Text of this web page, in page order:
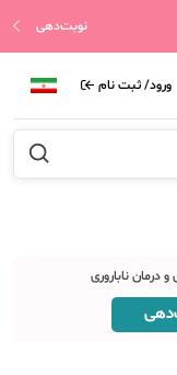
نوبت‌دهی
ورود/ ثبت نام
درمان ناباروری